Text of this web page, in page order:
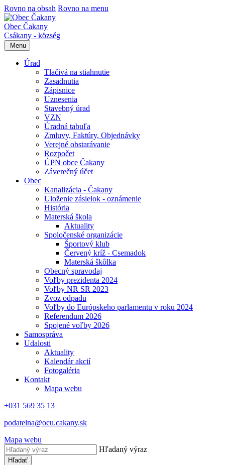
Rovno na obsah Rovno na menu
Obec Čakany
Csákany - község
Menu
Úrad
Tlačivá na stiahnutie
Zasadnutia
Zápisnice
Uznesenia
Stavebný úrad
VZN
Úradná tabuľa
Zmluvy, Faktúry, Objednávky
Verejné obstarávanie
Rozpočet
ÚPN obce Čakany
Záverečný účet
Obec
Kanalizácia - Čakany
Uloženie zásielok - oznámenie
História
Materská škola
Aktuality
Spoločenské organizácie
Športový klub
Červený kríž - Csemadok
Materská škôlka
Obecný spravodaj
Voľby prezidenta 2024
Voľby NR SR 2023
Zvoz odpadu
Voľby do Európskeho parlamentu v roku 2024
Referendum 2026
Spojené voľby 2026
Samospráva
Udalosti
Aktuality
Kalendár akcií
Fotogaléria
Kontakt
Mapa webu
+031 569 35 13
podatelna@ocu.cakany.sk
Mapa webu
Hľadaný výraz
Hľadať